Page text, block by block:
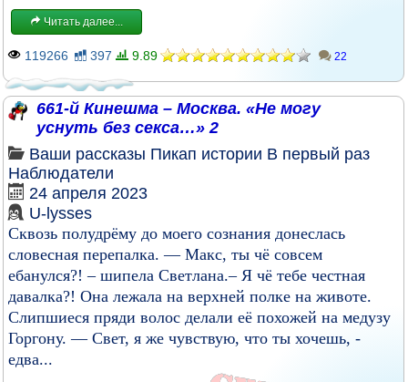
Читать далее...
119266 397 9.89 22
661-й Кинешма – Москва. «Не могу
уснуть без секса…» 2
Ваши рассказы Пикап истории В первый раз
Наблюдатели
24 апреля 2023
U-lysses
Сквозь полудрёму до моего сознания донеслась
словесная перепалка. — Макс, ты чё совсем
ебанулся?! – шипела Светлана.– Я чё тебе честная
давалка?! Она лежала на верхней полке на животе.
Слипшиеся пряди волос делали её похожей на медузу
Горгону. — Свет, я же чувствую, что ты хочешь, -
едва...